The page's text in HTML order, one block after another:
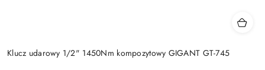
Klucz udarowy 1/2" 1450Nm kompozytowy GIGANT GT-745